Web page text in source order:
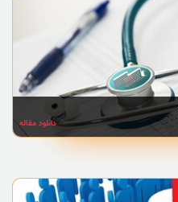
دانلود مقاله